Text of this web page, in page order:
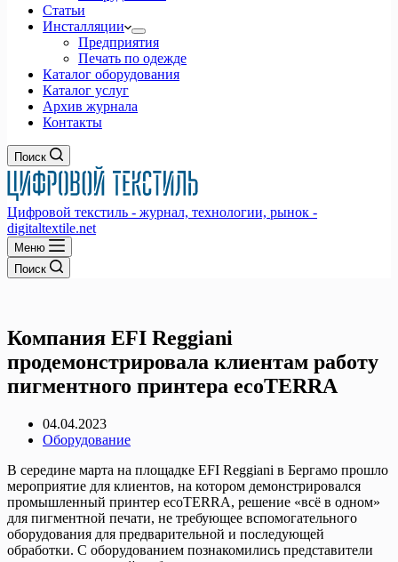
Статьи
Инсталляции
Предприятия
Печать по одежде
Каталог оборудования
Каталог услуг
Архив журнала
Контакты
Поиск
Цифровой текстиль - журнал, технологии, рынок -
digitaltextile.net
Меню
Поиск
Компания EFI Reggiani
продемонстрировала клиентам работу
пигментного принтера ecoTERRA
04.04.2023
Оборудование
В середине марта на площадке EFI Reggiani в Бергамо прошло
мероприятие для клиентов, на котором демонстрировался
промышленный принтер ecoTERRA, решение «всё в одном»
для пигментной печати, не требующее вспомогательного
оборудования для предварительной и последующей
обработки. С оборудованием познакомились представители